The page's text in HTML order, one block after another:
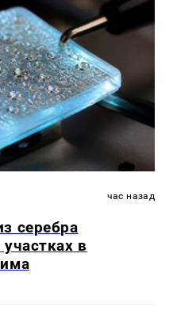
час назад
серебра
в